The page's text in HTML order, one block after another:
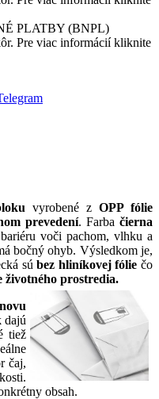
PLATBY (BNPL)
Pre viac informácií kliknite
vyrobené z OPP fólie
prevedení. Farba čierna
voči pachom, vlhku a
bočný ohyb. Výsledkom je,
súbez hliníkovej fólie čo
životného prostredia.
dajú
tiež
čaj,
obsah.